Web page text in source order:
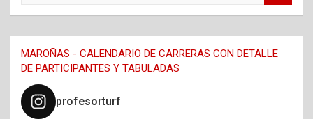
c
h
MAROÑAS - CALENDARIO DE CARRERAS CON DETALLE
DE PARTICIPANTES Y TABULADAS
profesorturf